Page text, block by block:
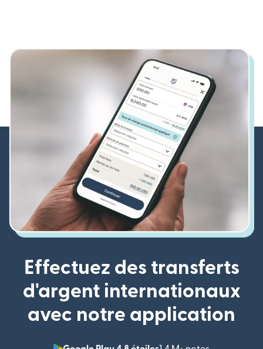
Effectuez des transferts
d'argent internationaux
avec notre application